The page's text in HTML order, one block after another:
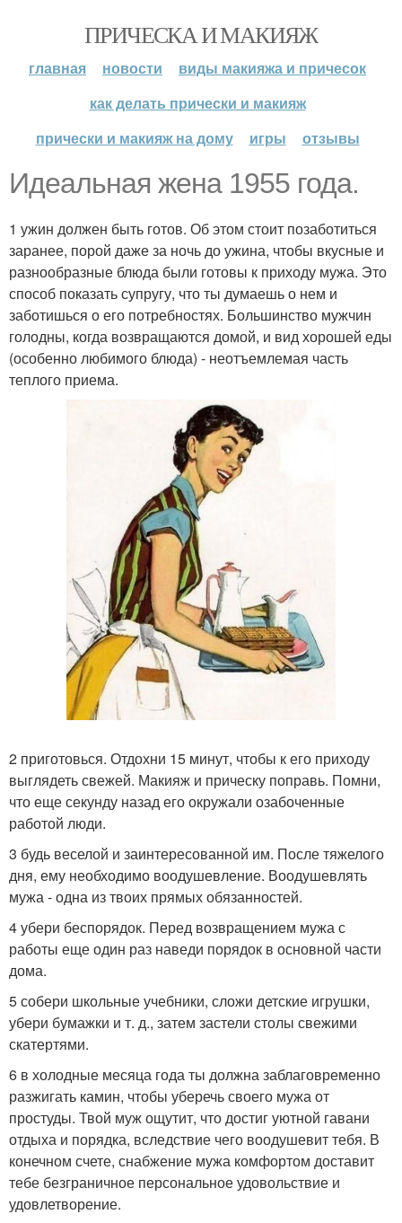
ПРИЧЕСКА И МАКИЯЖ
главная новости
виды макияжа и причесок
как делать прически и макияж
прически и макияж на дому
игры отзывы
Идеальная жена 1955 года.
1 ужин должен быть готов. Об этом стоит позаботиться
заранее, порой даже за ночь до ужина, чтобы вкусные и
разнообразные блюда были готовы к приходу мужа. Это
способ показать супругу, что ты думаешь о нем и
заботишься о его потребностях. Большинство мужчин
голодны, когда возвращаются домой, и вид хорошей еды
(особенно любимого блюда) - неотъемлемая часть
теплого приема.
2 приготовься. Отдохни 15 минут, чтобы к его приходу
выглядеть свежей. Макияж и прическу поправь. Помни,
что еще секунду назад его окружали озабоченные
работой люди.
3 будь веселой и заинтересованной им. После тяжелого
дня, ему необходимо воодушевление. Воодушевлять
мужа - одна из твоих прямых обязанностей.
4 убери беспорядок. Перед возвращением мужа с
работы еще один раз наведи порядок в основной части
дома.
5 собери школьные учебники, сложи детские игрушки,
убери бумажки и т. д., затем застели столы свежими
скатертями.
6 в холодные месяца года ты должна заблаговременно
разжигать камин, чтобы уберечь своего мужа от
простуды. Твой муж ощутит, что достиг уютной гавани
отдыха и порядка, вследствие чего воодушевит тебя. В
конечном счете, снабжение мужа комфортом доставит
тебе безграничное персональное удовольствие и
удовлетворение.